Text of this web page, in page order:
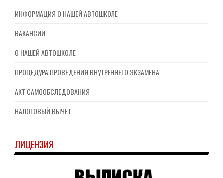
ИНФОРМАЦИЯ О НАШЕЙ АВТОШКОЛЕ
ВАКАНСИИ
О НАШЕЙ АВТОШКОЛЕ
ПРОЦЕДУРА ПРОВЕДЕНИЯ ВНУТРЕННЕГО ЭКЗАМЕНА
АКТ САМООБСЛЕДОВАНИЯ
НАЛОГОВЫЙ ВЫЧЕТ
ЛИЦЕНЗИЯ